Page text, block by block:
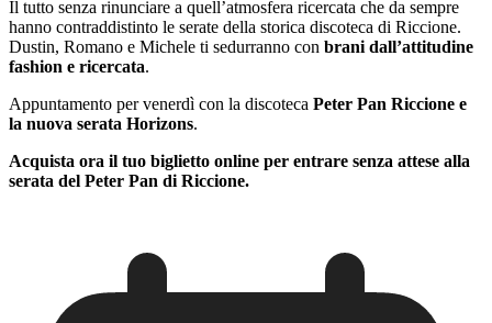
Il tutto senza rinunciare a quell’atmosfera ricercata che da sempre
hanno contraddistinto le serate della storica discoteca di Riccione.
Dustin, Romano e Michele ti sedurranno con brani dall’attitudine
fashion e ricercata.
Appuntamento per venerdì con la discoteca Peter Pan Riccione e
la nuova serata Horizons.
Acquista ora il tuo biglietto online per entrare senza attese alla
serata del Peter Pan di Riccione.